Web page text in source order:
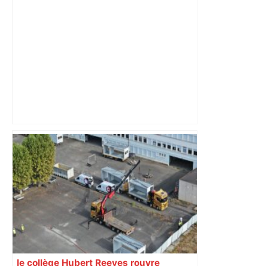
« Rien d'inquiétant » pour Guillaume
Restes, le gardien de Toulouse, après
sa sortie à Metz – L'Équipe
le collège Hubert Reeves rouvre